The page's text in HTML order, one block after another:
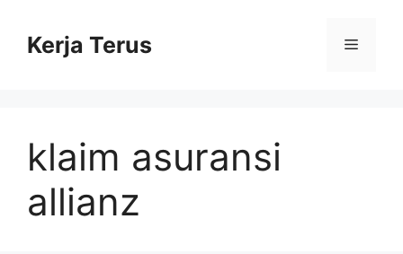
Kerja Terus Menu
klaim asuransi
allianz